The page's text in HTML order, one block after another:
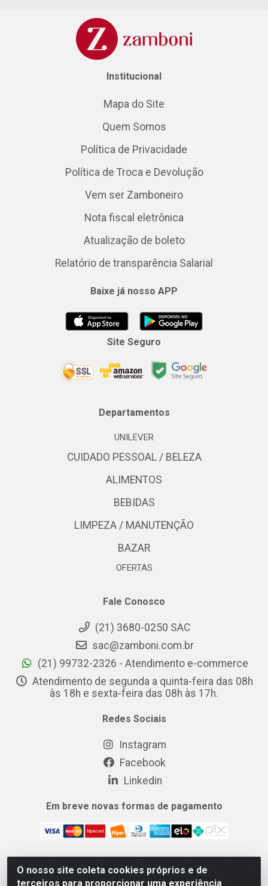
O nosso site coleta cookies próprios e de
terceiros para proporcionar uma experiência
Institucional
Mapa do Site
Quem Somos
Política de Privacidade
Política de Troca e Devolução
Vem ser Zamboneiro
Nota fiscal eletrônica
Atualização de boleto
Relatório de transparência Salarial
Baixe já nosso APP
Site Seguro
Departamentos
UNILEVER
CUIDADO PESSOAL / BELEZA
ALIMENTOS
BEBIDAS
LIMPEZA / MANUTENÇÃO
BAZAR
OFERTAS
Fale Conosco
(21) 3680-0250 SAC
sac@zamboni.com.br
(21) 99732-2326 - Atendimento e-commerce
Atendimento de segunda a quinta-feira das 08h
às 18h e sexta-feira das 08h às 17h.
Redes Sociais
Instagram
Facebook
Linkedin
Em breve novas formas de pagamento
MIX CERTO DISTRIBUIDORA DE COSMÉTICOS ALIMENTOS E